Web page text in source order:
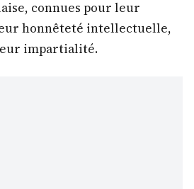
connues pour leur
honnêteté intellectuelle,
impartialité.